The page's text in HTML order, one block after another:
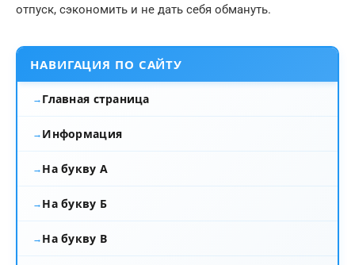
отпуск, сэкономить и не дать себя обмануть.
НАВИГАЦИЯ ПО САЙТУ
Главная страница
Информация
На букву А
На букву Б
На букву В